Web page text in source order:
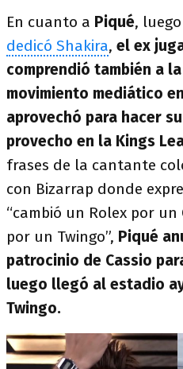
En cuanto a Piqué,
dedicó Shakira, el ex
comprendió también a
movimiento mediático
aprovechó para hacer
provecho en la Kings
frases de la cantante
con Bizarrap donde
“cambió un Rolex por un
por un Twingo”, Piqué
patrocinio de Cassio
luego llegó al estadio
Twingo.